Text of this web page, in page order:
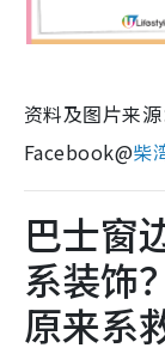
资料及图片来
Facebook@柴
巴士窗
系装饰
原来系